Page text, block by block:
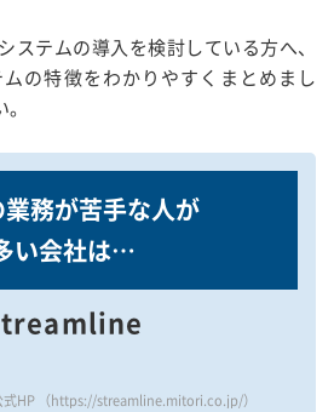
ステムの導入を検討している方へ、
の特徴をわかりやすくまとめまし
業務が苦手な人が
い会社は…
HP （https://streamline.mitori.co.jp/）